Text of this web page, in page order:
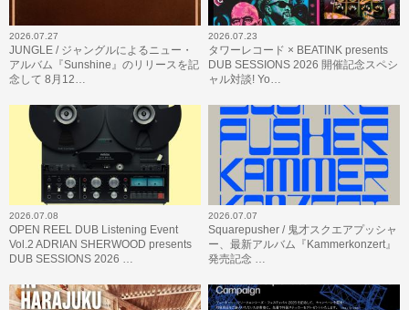
2026.07.27
JUNGLE / ジャングルによるニュー・
アルバム『Sunshine』のリリースを記
念して 8月12…
2026.07.23
タワーレコード × BEATINK presents
DUB SESSIONS 2026 開催記念スペシ
ャル対談! Yo…
2026.07.08
OPEN REEL DUB Listening Event
Vol.2 ADRIAN SHERWOOD presents
DUB SESSIONS 2026 …
2026.07.07
Squarepusher / 鬼才スクエアプッシャ
ー、最新アルバム『Kammerkonzert』
発売記念 …